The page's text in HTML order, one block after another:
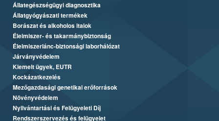
Állategészségügyi diagnosztika
Állatgyógyászati termékek
Borászat és alkoholos italok
Élelmiszer- és takarmánybiztonság
Élelmiszerlánc-biztonsági laborhálózat
Járványvédelem
Kiemelt ügyek, EUTR
Kockázatkezelés
Mezőgazdasági genetikai erőforrások
Növényvédelem
Nyilvántartási és Felügyeleti Díj
Rendszerszervezés és felügyelet